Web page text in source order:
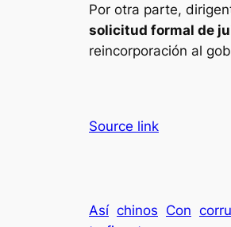
Por otra parte,
solicitud formal de
reincorporación al
Source link
Así chinos Con